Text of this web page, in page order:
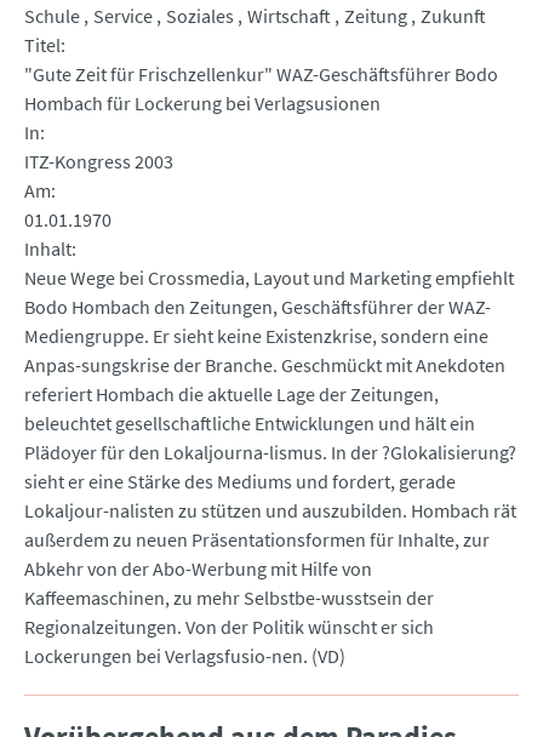
Schule Service Soziales Wirtschaft Zeitung Zukunft
Titel
"Gute Zeit für Frischzellenkur" WAZ-Geschäftsführer Bodo
Hombach für Lockerung bei Verlagsusionen
In
ITZ-Kongress 2003
Am
01.01.1970
Inhalt
Neue Wege bei Crossmedia, Layout und Marketing empfiehlt
Bodo Hombach den Zeitungen, Geschäftsführer der WAZ-
Mediengruppe. Er sieht keine Existenzkrise, sondern eine
Anpas-sungskrise der Branche. Geschmückt mit Anekdoten
referiert Hombach die aktuelle Lage der Zeitungen,
beleuchtet gesellschaftliche Entwicklungen und hält ein
Plädoyer für den Lokaljourna-lismus. In der ?Glokalisierung?
sieht er eine Stärke des Mediums und fordert, gerade
Lokaljour-nalisten zu stützen und auszubilden. Hombach rät
außerdem zu neuen Präsentationsformen für Inhalte, zur
Abkehr von der Abo-Werbung mit Hilfe von
Kaffeemaschinen, zu mehr Selbstbe-wusstsein der
Regionalzeitungen. Von der Politik wünscht er sich
Lockerungen bei Verlagsfusio-nen. (VD)